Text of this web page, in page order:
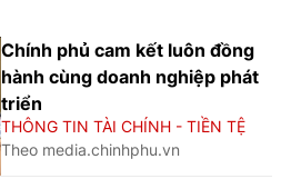
Chính phủ cam kết luôn đồng
hành cùng doanh nghiệp phát
triển
THÔNG TIN TÀI CHÍNH - TIỀN TỆ
Theo media.chinhphu.vn